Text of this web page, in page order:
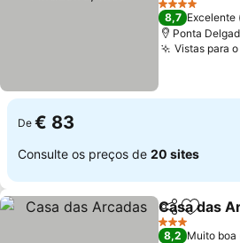
4 Estrelas
8,7 Excelente
Ponta
Vistas para
De € 83
Consulte os preços de 20 sites
Partilhar
Casa das
3 Estrelas
8,2 Muito boa